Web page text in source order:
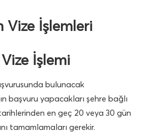
Vize İşlemleri
İşlemi
bulunacak
başvuru yapacakları şehre bağlı
en geç 20 veya 30 gün
tamamlamaları gerekir.